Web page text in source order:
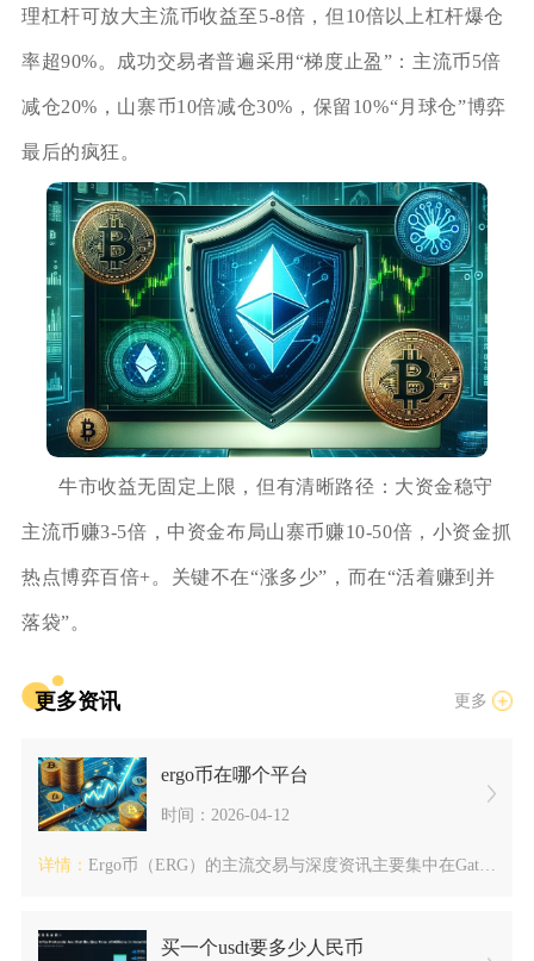
理杠杆可放大主流币收益至5-8倍，但10倍以上杠杆爆仓
率超90%。成功交易者普遍采用“梯度止盈”：主流币5倍
减仓20%，山寨币10倍减仓30%，保留10%“月球仓”博弈
最后的疯狂。
牛市收益无固定上限，但有清晰路径：大资金稳守
主流币赚3-5倍，中资金布局山寨币赚10-50倍，小资金抓
热点博弈百倍+。关键不在“涨多少”，而在“活着赚到并
落袋”。
更多资讯 更多
ergo币在哪个平台
时间：2026-04-12
详情： Ergo币（ERG）的主流交易与深度资讯主要集中在Gate、...
买一个usdt要多少人民币